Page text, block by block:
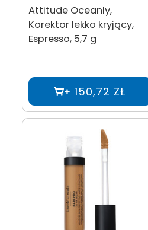
Attitude Oceanly,
Korektor lekko kryjący,
Espresso, 5,7 g
150,72 ZŁ